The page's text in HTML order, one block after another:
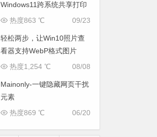
Windows11跨系统共享打印
机的方法
09/23
热度863 ℃
轻松两步，让Win10照片查
看器支持WebP格式图片
08/08
热度1,254 ℃
Mainonly-一键隐藏网页干扰
元素
06/20
热度869 ℃